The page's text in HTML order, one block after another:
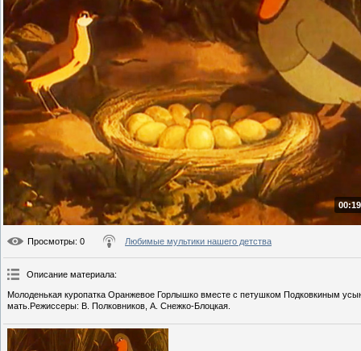
Просмотры: 0 Любимые мультики нашего детства
Описание материала:
Молоденькая куропатка Оранжевое Горлышко вместе с петушком Подковкиным
мать.Режиссеры: В. Полковников, А. Снежко-Блоцкая.